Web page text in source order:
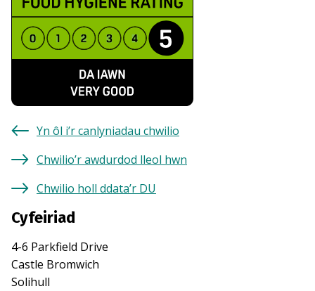
Yn ôl i’r canlyniadau chwilio
Chwilio’r awdurdod lleol hwn
Chwilio holl ddata’r DU
Cyfeiriad
4-6 Parkfield Drive
Castle Bromwich
Solihull